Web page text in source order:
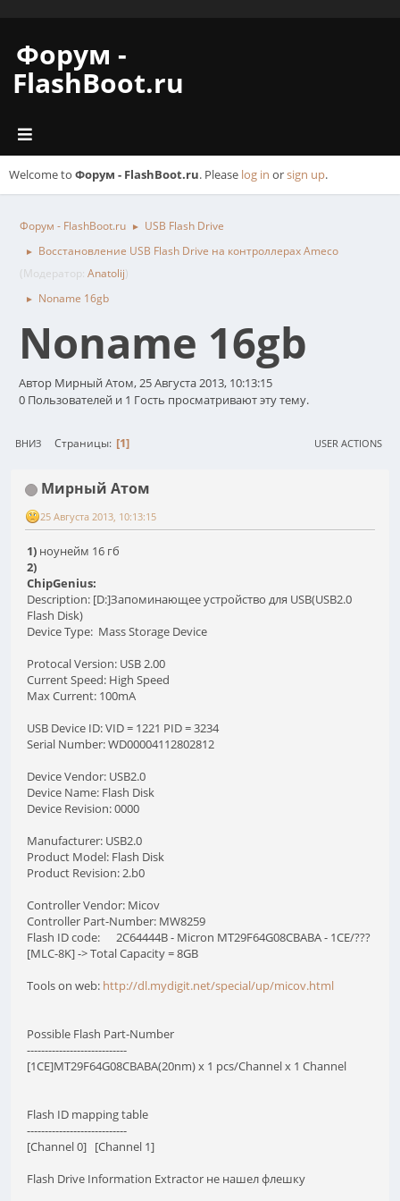
Форум -
FlashBoot.ru
Welcome to Форум - FlashBoot.ru. Please log in orsign up.
Форум - FlashBoot.ru ► USB Flash Drive
►
Восстановление USB Flash Drive на контроллерах Ameco
(Модератор: Anatolij)
► Noname 16gb
Noname 16gb
Автор Мирный Атом, 25 Августа 2013, 10:13:15
0 Пользователей и 1 Гость просматривают эту тему.
ВНИЗ Страницы 1 USER ACTIONS
Мирный Атом
25 Августа 2013, 10:13:15
1) ноунейм 16 гб
2)
ChipGenius:
Description: [D:]Запоминающее устройство для USB(USB2.0
Flash Disk)
Device Type: Mass Storage Device
Protocal Version: USB 2.00
Current Speed: High Speed
Max Current: 100mA
USB Device ID: VID = 1221 PID = 3234
Serial Number: WD00004112802812
Device Vendor: USB2.0
Device Name: Flash Disk
Device Revision: 0000
Manufacturer: USB2.0
Product Model: Flash Disk
Product Revision: 2.b0
Controller Vendor: Micov
Controller Part-Number: MW8259
Flash ID code: 2C64444B - Micron MT29F64G08CBABA - 1CE/???
[MLC-8K] -> Total Capacity = 8GB
Tools on web: http://dl.mydigit.net/special/up/micov.html
Possible Flash Part-Number
----------------------------
[1CE]MT29F64G08CBABA(20nm) x 1 pcs/Channel x 1 Channel
Flash ID mapping table
----------------------------
[Channel 0] [Channel 1]
Flash Drive Information Extractor не нашел флешку